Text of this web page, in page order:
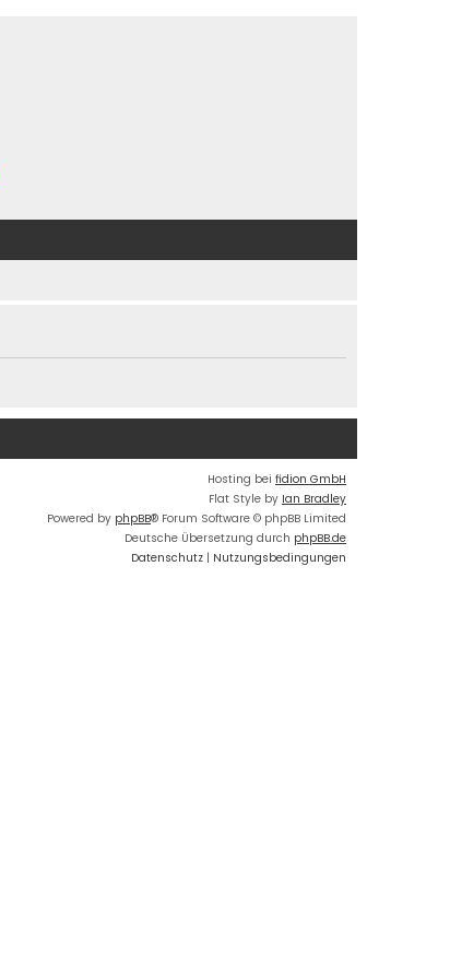
Hosting bei fidion GmbH
Flat Style by Ian Bradley
Powered by phpBB® Forum Software © phpBB Limited
Deutsche Übersetzung durch phpBB.de
Datenschutz | Nutzungsbedingungen